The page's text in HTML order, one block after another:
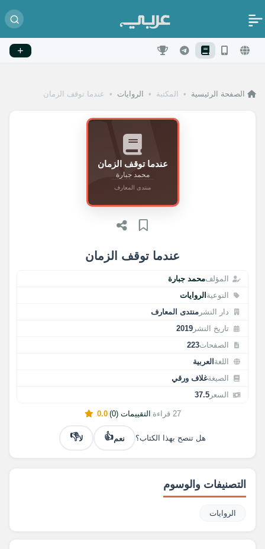
الصفحة الرئيسية • المكتبة • الروايات • عندما توقف الزمان
عندما توقف الزمان
المؤلفمحمد جبارة
النوعية الروايات
دار النشر منتدى المعارف
تاريخ النشر 2019
الصفحات223
اللغة العربية
الصيغةغلاف ورقي
السعر 37.5
27 قراءة التقييمات (0) |
0.0
هل تنصح بهذا الكتاب؟ نعم👍 لا👎
عندما توقف الزمان
محمد جبارة
منتدى المعارف
التصنيفات والوسوم
الروايات